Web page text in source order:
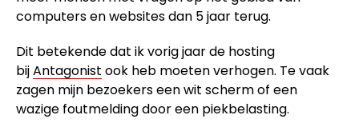
computers en websites dan 5 jaar terug.
Dit betekende dat ik vorig jaar de hosting
bijAntagonist ook heb moeten verhogen. Te vaak
zagen mijn bezoekers een wit scherm of een
wazige foutmelding door een piekbelasting.